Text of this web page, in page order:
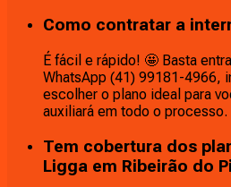
Como contratar a
É fácil e rápido! 🤩 Basta
WhatsApp (41) 99181-4966,
escolher o plano ideal para
auxiliará em todo o processo.
Tem cobertura dos
Ligga em Ribeirão do